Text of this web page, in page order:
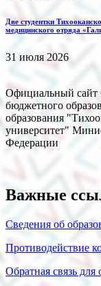
Две студентки
медицинского отряда
31 июля 2026
Официальный сайт
бюджетного
образования
университет"
Федерации
Важные
Сведения об
Противодействие
Обратная связь